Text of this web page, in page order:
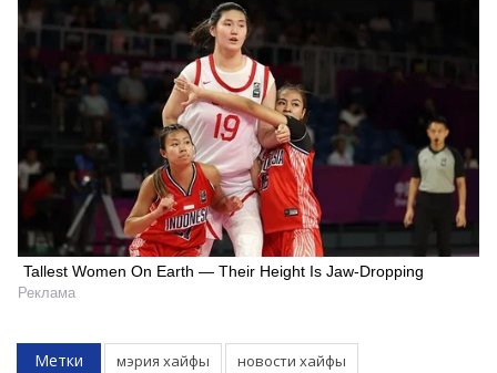
Tallest Women On Earth — Their Height Is Jaw-Dropping
Реклама
Метки мэрия хайфы
новости хайфы